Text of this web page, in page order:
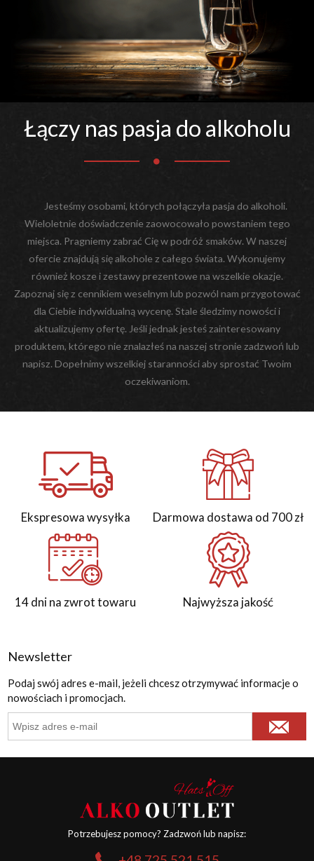
Łączy nas pasja do alkoholu
Jesteśmy osobami, których połączyła pasja do alkoholi.
Wieloletnie doświadczenie zaowocowało powstaniem tego
miejsca. Pragniemy zabrać Cię w podróż smaków. W naszej
ofercie znajdują się alkohole z całego świata. Wykonujemy
również kosze i zestawy prezentowe na wszelkie okazje.
Zapoznaj się z cennikiem weselnym lub pozwól nam przygotować
dla Ciebie indywidualną wycenę. Stale śledzimy nowości i
aktualizujemy ofertę. Jeśli jednak jesteś zainteresowany
produktem, którego nie znalazłeś na naszej stronie zadzwoń lub
napisz. Dopełnimy wszelkiej staranności aby sprostać Twoim
oczekiwaniom.
Ekspresowa wysyłka Darmowa dostawa od 700 zł
14 dni na zwrot towaru Najwyższa jakość
Newsletter
Podaj swój adres e-mail, jeżeli chcesz otrzymywać informacje o
nowościach i promocjach.
Potrzebujesz pomocy? Zadzwoń lub napisz: